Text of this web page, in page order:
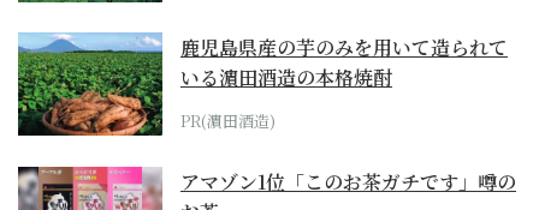
鹿児島県産の芋のみを用いて造られて
いる濵田酒造の本格焼酎
PR(濵田酒造)
アマゾン1位「このお茶ガチです」噂の